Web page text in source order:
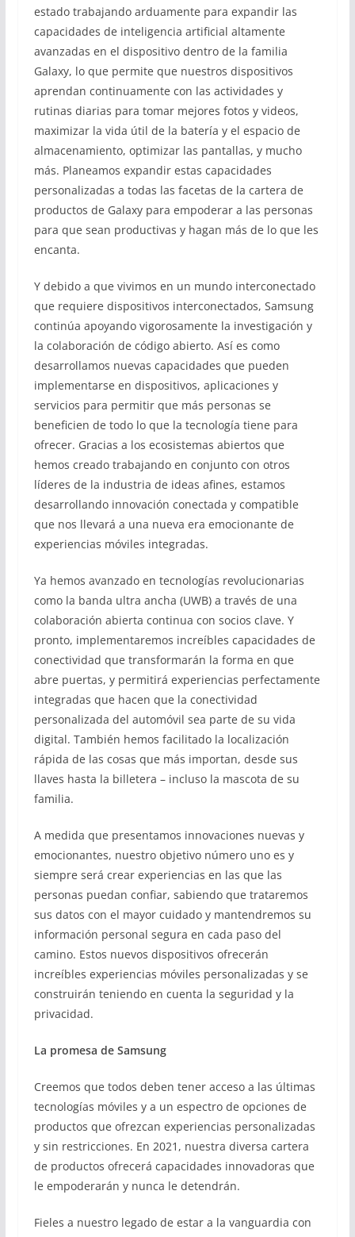
estado trabajando arduamente para expandir las
capacidades de inteligencia artificial altamente
avanzadas en el dispositivo dentro de la familia
Galaxy, lo que permite que nuestros dispositivos
aprendan continuamente con las actividades y
rutinas diarias para tomar mejores fotos y videos,
maximizar la vida útil de la batería y el espacio de
almacenamiento, optimizar las pantallas, y mucho
más. Planeamos expandir estas capacidades
personalizadas a todas las facetas de la cartera de
productos de Galaxy para empoderar a las personas
para que sean productivas y hagan más de lo que les
encanta.
Y debido a que vivimos en un mundo interconectado
que requiere dispositivos interconectados, Samsung
continúa apoyando vigorosamente la investigación y
la colaboración de código abierto. Así es como
desarrollamos nuevas capacidades que pueden
implementarse en dispositivos, aplicaciones y
servicios para permitir que más personas se
beneficien de todo lo que la tecnología tiene para
ofrecer. Gracias a los ecosistemas abiertos que
hemos creado trabajando en conjunto con otros
líderes de la industria de ideas afines, estamos
desarrollando innovación conectada y compatible
que nos llevará a una nueva era emocionante de
experiencias móviles integradas.
Ya hemos avanzado en tecnologías revolucionarias
como la banda ultra ancha (UWB) a través de una
colaboración abierta continua con socios clave. Y
pronto, implementaremos increíbles capacidades de
conectividad que transformarán la forma en que
abre puertas, y permitirá experiencias perfectamente
integradas que hacen que la conectividad
personalizada del automóvil sea parte de su vida
digital. También hemos facilitado la localización
rápida de las cosas que más importan, desde sus
llaves hasta la billetera – incluso la mascota de su
familia.
A medida que presentamos innovaciones nuevas y
emocionantes, nuestro objetivo número uno es y
siempre será crear experiencias en las que las
personas puedan confiar, sabiendo que trataremos
sus datos con el mayor cuidado y mantendremos su
información personal segura en cada paso del
camino. Estos nuevos dispositivos ofrecerán
increíbles experiencias móviles personalizadas y se
construirán teniendo en cuenta la seguridad y la
privacidad.
La promesa de Samsung
Creemos que todos deben tener acceso a las últimas
tecnologías móviles y a un espectro de opciones de
productos que ofrezcan experiencias personalizadas
y sin restricciones. En 2021, nuestra diversa cartera
de productos ofrecerá capacidades innovadoras que
le empoderarán y nunca le detendrán.
Fieles a nuestro legado de estar a la vanguardia con